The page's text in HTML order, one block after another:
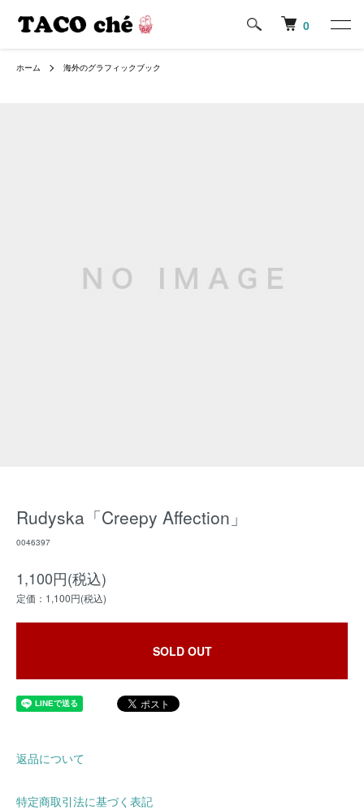
0
ホーム 海外のグラフィックブック
Rudyska「Creepy Affection」
0046397
1,100円(税込)
定価：1,100円(税込)
SOLD OUT
返品について
特定商取引法に基づく表記